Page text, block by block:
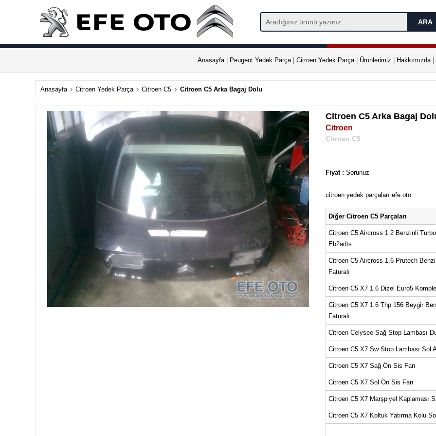
Anasayfa| Peugeot Yedek Parça| Citroen Yedek Parça| Ürünlerimiz Hakkımızda|
Anasayfa Citroen Yedek Parça Citroen C5 Citroen C5 Arka Bagaj Dolu
Citroen C5 Arka Bagaj
Citroen
Citroen C5
Fiyat : Sorunuz
citroen yedek parçaları efe oto
Diğer Citroen C5 Parçaları
Citroen C5 Aircross 1.2 Benzinli
Eb2adts
Citroen C5 Aircross 1.6 Prutech
Faturalı
Citroen C5 X7 1.6 Dizel Euro5 Komple
Citroen C5 X7 1.6 Thp 156 Beygir
Faturalı
Citroen Celysee Sağ Stop Lambası
Citroen C5 X7 Sw Stop Lambası Sol
Citroen C5 X7 Sağ Ön Sis Farı
Citroen C5 X7 Sol Ön Sis Farı
Citroen C5 X7 Marşpiyel Kaplaması
Citroen C5 X7 Koltuk Yatırma Kolu